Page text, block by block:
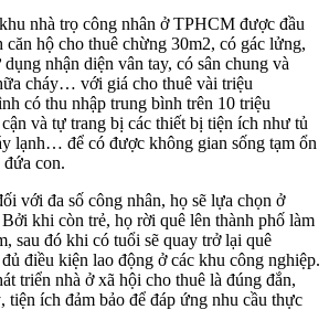
nhà trọ công nhân ở TPHCM được đầu
hộ cho thuê chừng 30m2, có gác lửng,
nhận diện vân tay, có sân chung và
cháy… với giá cho thuê vài triệu
có thu nhập trung bình trên 10 triệu
và tự trang bị các thiết bị tiện ích như tủ
lạnh… để có được không gian sống tạm ổn
con.
với đa số công nhân, họ sẽ lựa chọn ở
khi còn trẻ, họ rời quê lên thành phố làm
sau đó khi có tuổi sẽ quay trở lại quê
điều kiện lao động ở các khu công nghiệp.
triển nhà ở xã hội cho thuê là đúng đắn,
tiện ích đảm bảo để đáp ứng nhu cầu thực